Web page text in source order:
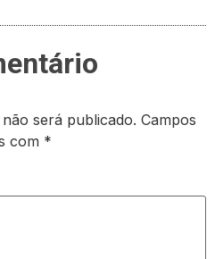
será publicado. Campos
com *